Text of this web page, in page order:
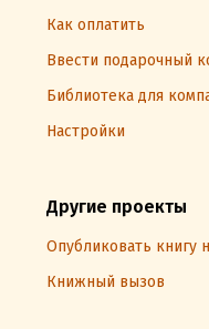
Как оплатить
Ввести подарочный
Библиотека для
Настройки
Другие проекты
Опубликовать книгу
Книжный вызов